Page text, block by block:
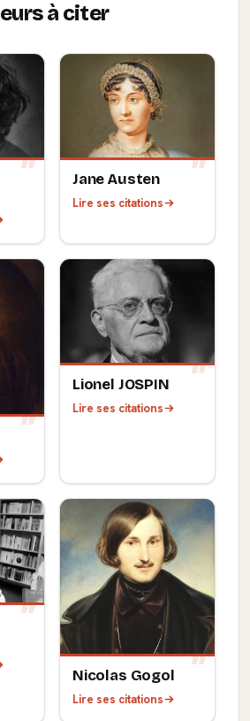
à citer
Jane Austen
Lire ses citations
Lionel JOSPIN
Lire ses citations
Nicolas Gogol
Lire ses citations